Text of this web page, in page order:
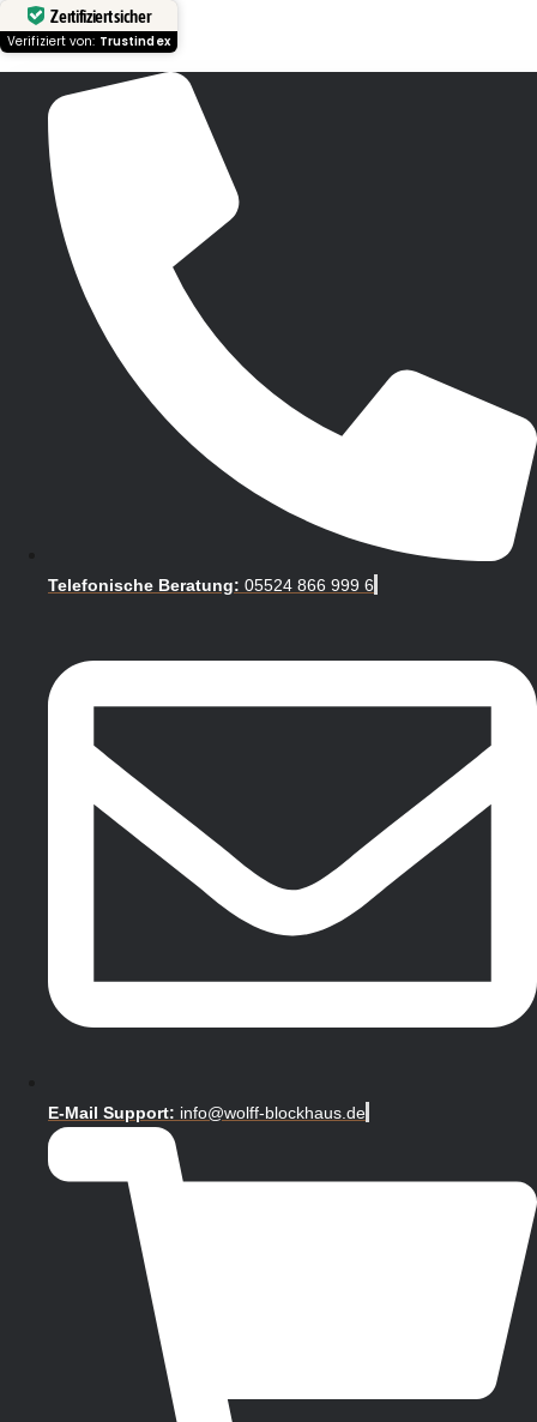
Zertifiziert sicher
Verifiziert von: Trustindex
Telefonische Beratung: 05524 866 999 6
E-Mail Support: info@wolff-blockhaus.de